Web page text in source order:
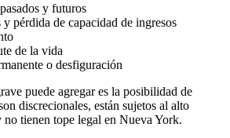
y futuros
y pérdida de capacidad de ingresos
de la vida
o desfiguración
puede agregar es la posibilidad de
discrecionales, están sujetos al alto
tienen tope legal en Nueva York.